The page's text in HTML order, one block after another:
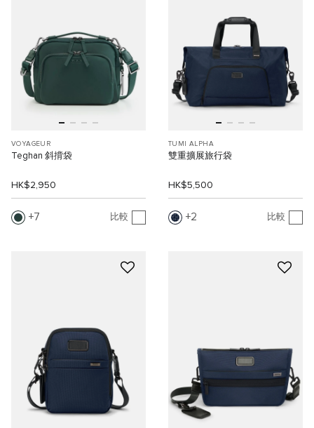
VOYAGEUR
Teghan 斜揹袋
HK$2,950
7 比較
TUMI ALPHA
雙重擴展旅行袋
HK$5,500
2 比較